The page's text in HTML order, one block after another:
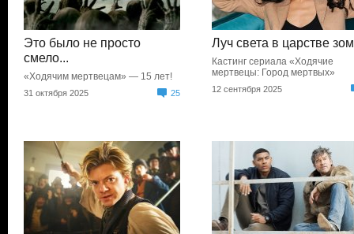
Это было не просто
смело...
«Ходячим мертвецам» — 15 лет!
31 октября 2025 25
Луч света в царстве
Кастинг сериала «Ходячие
мертвецы: Город мертвых»
12 сентября 2025